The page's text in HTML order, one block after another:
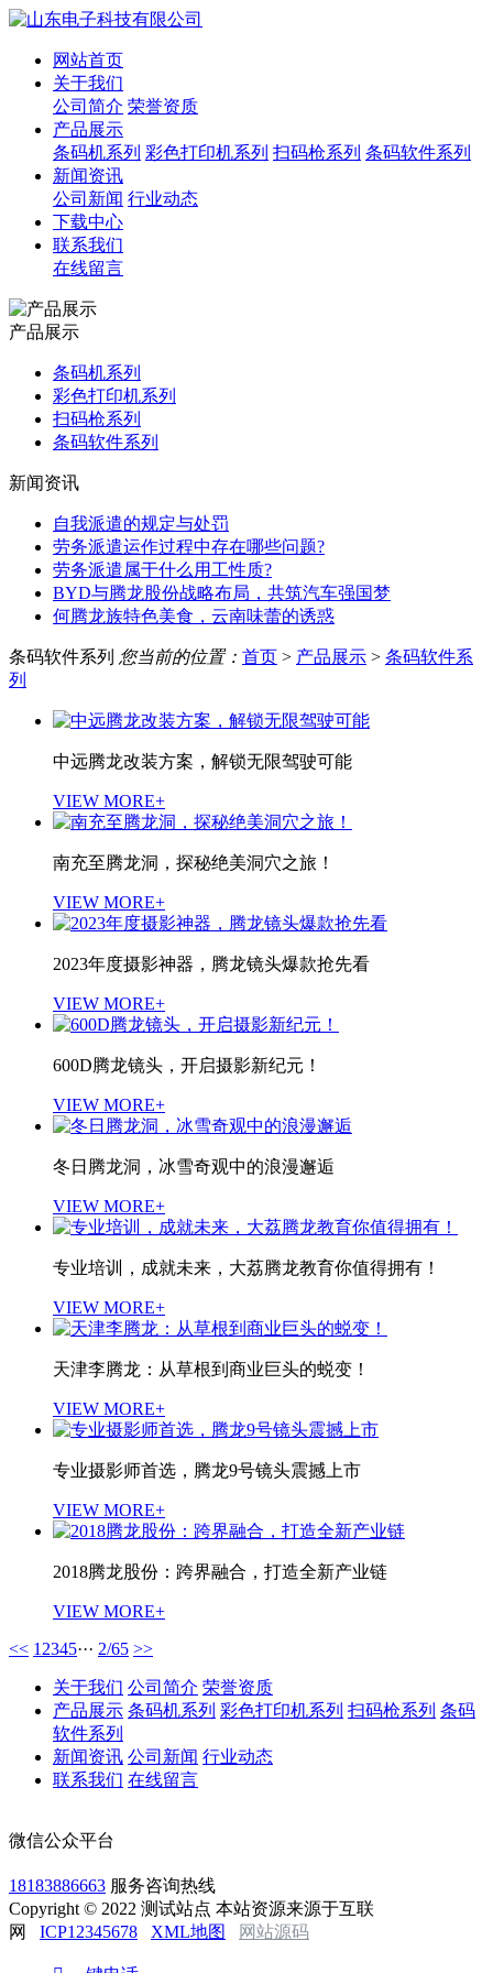
网站首页
关于我们
公司简介 荣誉资质
产品展示
条码机系列 彩色打印机系列 扫码枪系列 条码软件系列
新闻资讯
公司新闻 行业动态
下载中心
联系我们
在线留言
产品展示
条码机系列
彩色打印机系列
扫码枪系列
条码软件系列
新闻资讯
自我派遣的规定与处罚
劳务派遣运作过程中存在哪些问题?
劳务派遣属于什么用工性质?
BYD与腾龙股份战略布局，共筑汽车强国梦
何腾龙族特色美食，云南味蕾的诱惑
条码软件系列 您当前的位置： 首页 > 产品展示 > 条码软件系
列
中远腾龙改装方案，解锁无限驾驶可能
VIEW MORE+
南充至腾龙洞，探秘绝美洞穴之旅！
VIEW MORE+
2023年度摄影神器，腾龙镜头爆款抢先看
VIEW MORE+
600D腾龙镜头，开启摄影新纪元！
VIEW MORE+
冬日腾龙洞，冰雪奇观中的浪漫邂逅
VIEW MORE+
专业培训，成就未来，大荔腾龙教育你值得拥有！
VIEW MORE+
天津李腾龙：从草根到商业巨头的蜕变！
VIEW MORE+
专业摄影师首选，腾龙9号镜头震撼上市
VIEW MORE+
2018腾龙股份：跨界融合，打造全新产业链
VIEW MORE+
<< 1 2345··· 2/65 >>
关于我们 公司简介 荣誉资质
产品展示 条码机系列 彩色打印机系列 扫码枪系列 条码
软件系列
新闻资讯 公司新闻 行业动态
联系我们 在线留言
微信公众平台
18183886663 服务咨询热线
Copyright © 2022 测试站点 本站资源来源于互联
网 ICP12345678 XML地图 网站源码